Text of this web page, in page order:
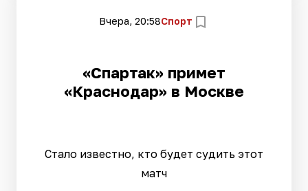
Вчера, 20:58Спорт
«Спартак» примет
«Краснодар» в Москве
Стало известно, кто будет судить этот
матч